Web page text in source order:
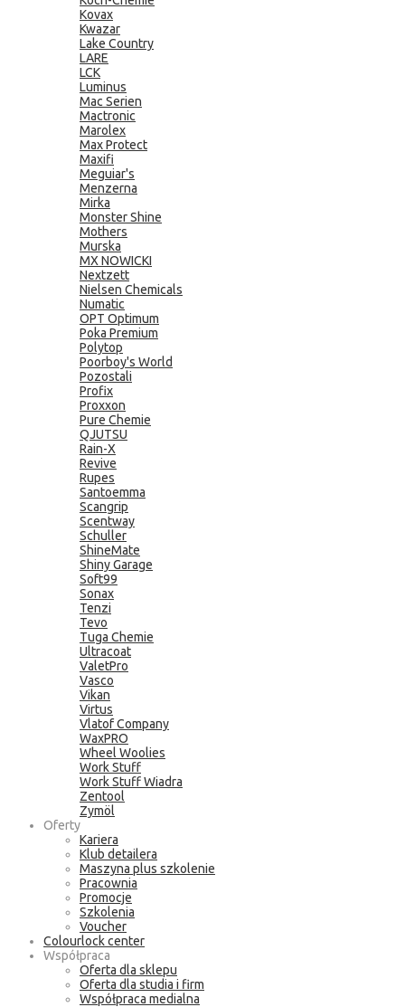
Kovax
Kwazar
Lake Country
LARE
LCK
Luminus
Mac Serien
Mactronic
Marolex
Max Protect
Maxifi
Meguiar's
Menzerna
Mirka
Monster Shine
Mothers
Murska
MX NOWICKI
Nextzett
Nielsen Chemicals
Numatic
OPT Optimum
Poka Premium
Polytop
Poorboy's World
Pozostali
Profix
Proxxon
Pure Chemie
QJUTSU
Rain-X
Revive
Rupes
Santoemma
Scangrip
Scentway
Schuller
ShineMate
Shiny Garage
Soft99
Sonax
Tenzi
Tevo
Tuga Chemie
Ultracoat
ValetPro
Vasco
Vikan
Virtus
Vlatof Company
WaxPRO
Wheel Woolies
Work Stuff
Work Stuff Wiadra
Zentool
Zymöl
Oferty
Kariera
Klub detailera
Maszyna plus szkolenie
Pracownia
Promocje
Szkolenia
Voucher
Colourlock center
Współpraca
Oferta dla sklepu
Oferta dla studia i firm
Współpraca medialna